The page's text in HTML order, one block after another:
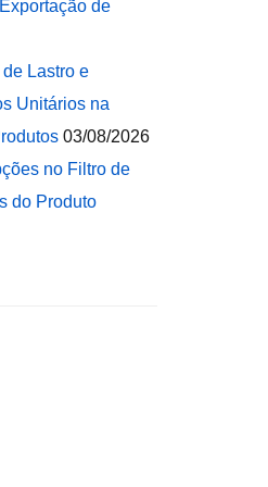
de
Lastro e
Unitários na
03/08/2026
no Filtro de
do Produto